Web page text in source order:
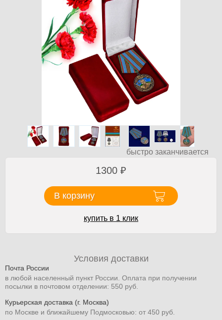
быстро заканчивается
1300 ₽
В корзину
купить в 1 клик
Условия доставки
Почта России
в любой населенный пункт России. Оплата при получении
посылки в почтовом отделении: 550 руб.
Курьерская доставка (г. Москва)
по Москве и ближайшему Подмосковью: от 450 руб.